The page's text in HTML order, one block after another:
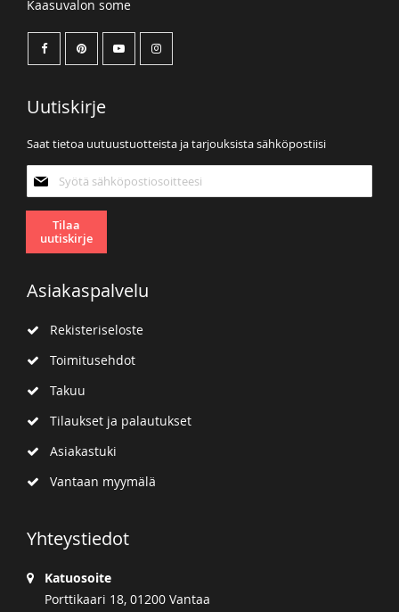
Kaasuvalon some
Uutiskirje
Saat tietoa uutuustuotteista ja tarjouksista sähköpostiisi
uutiskirjeemme:
Tilaa
uutiskirje
Asiakaspalvelu
Rekisteriseloste
Toimitusehdot
Takuu
Tilaukset ja palautukset
Asiakastuki
Vantaan myymälä
Yhteystiedot
Katuosoite
Porttikaari 18, 01200 Vantaa